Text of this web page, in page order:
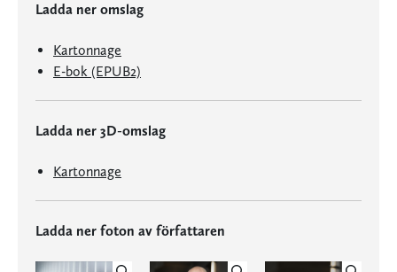
Ladda ner omslag
Kartonnage
E-bok (EPUB2)
Ladda ner 3D-omslag
Kartonnage
Ladda ner foton av författaren